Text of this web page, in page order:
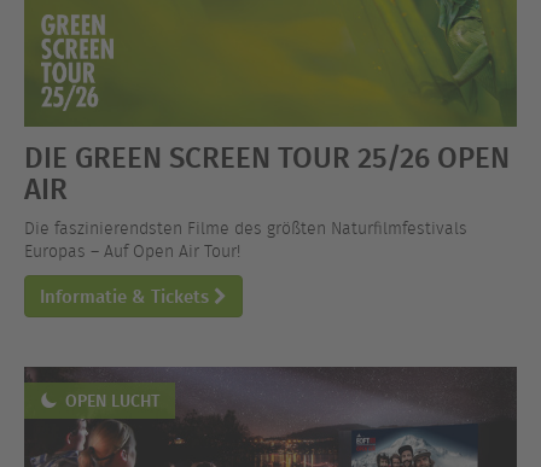
DIE GREEN SCREEN TOUR 25/26 OPEN
AIR
Die faszinierendsten Filme des größten Naturfilmfestivals
Europas – Auf Open Air Tour!
Informatie & Tickets
OPEN LUCHT